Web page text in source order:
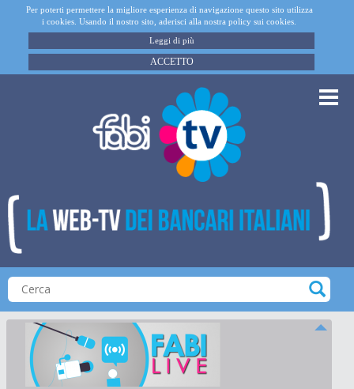
Per poterti permettere la migliore esperienza di navigazione questo sito utilizza
i cookies. Usando il nostro sito, aderisci alla nostra policy sui cookies.
Leggi di più
ACCETTO